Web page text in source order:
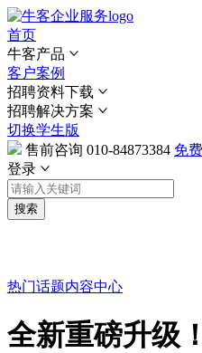
首页
牛客产品
客户案例
招聘资料下载
招聘解决方案
切换学生版
售前咨询 010-84873384 免
登录
搜索
热门话题内容中心
全新重磅升级